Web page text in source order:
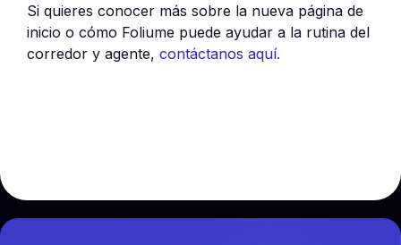
Si quieres conocer más sobre la nueva página de
inicio o cómo Foliume puede ayudar a la rutina del
corredor y agente, contáctanos aquí.